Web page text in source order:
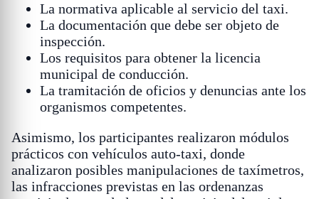
La normativa aplicable al servicio del taxi.
La documentación que debe ser objeto de
inspección.
Los requisitos para obtener la licencia
municipal de conducción.
La tramitación de oficios y denuncias ante los
organismos competentes.
Asimismo, los participantes realizaron módulos
prácticos con vehículos auto-taxi, donde
analizaron posibles manipulaciones de taxímetros,
las infracciones previstas en las ordenanzas